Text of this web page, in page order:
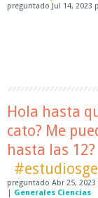
preguntado Jul 14, 2023
Hola hasta
cato? Me
hasta las 12?
preguntado Abr 25, 2023
| Generales Ciencias